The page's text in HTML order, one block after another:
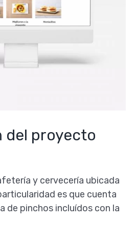
del proyecto
y cervecería ubicada
es que cuenta
de pinchos incluídos con la